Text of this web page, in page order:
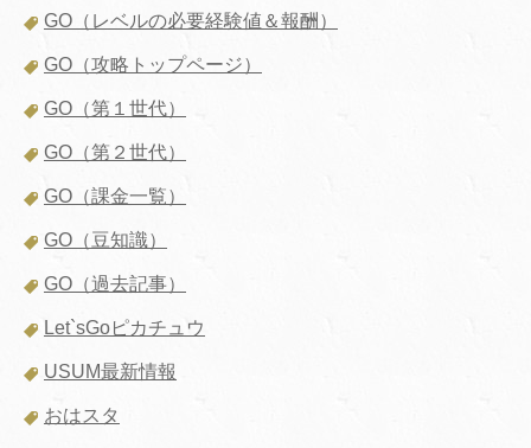
GO（レベルの必要経験値＆報酬）
GO（攻略トップページ）
GO（第１世代）
GO（第２世代）
GO（課金一覧）
GO（豆知識）
GO（過去記事）
Let`sGoピカチュウ
USUM最新情報
おはスタ